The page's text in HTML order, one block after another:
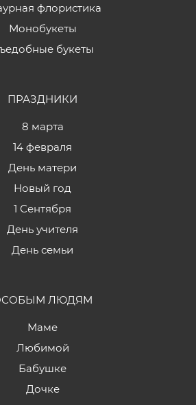
флористика
Монобукеты
букеты
ПРАЗДНИКИ
8 марта
14 февраля
День матери
Новый год
1 Сентября
День учителя
День семьи
ЛЮДЯМ
Маме
Любимой
Бабушке
Дочке